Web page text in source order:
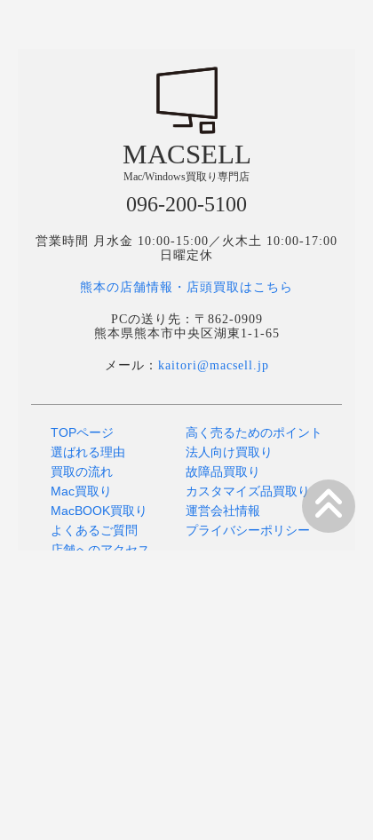
MACSELL
Mac/Windows買取り専門店
096-200-5100
営業時間 月水金 10:00-15:00／火木土 10:00-17:00
日曜定休
熊本の店舗情報・店頭買取はこちら
PCの送り先：〒862-0909
熊本県熊本市中央区湖東1-1-65
メール： kaitori@macsell.jp
TOPページ
選ばれる理由
買取の流れ
Mac買取り
MacBOOK買取り
よくあるご質問
店舗へのアクセス
高く売るためのポイント
法人向け買取り
故障品買取り
カスタマイズ品買取り
運営会社情報
プライバシーポリシー